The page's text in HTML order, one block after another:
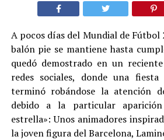
A pocos días del Mundial de
balón pie se mantiene hasta
quedó demostrado en un
redes sociales, donde una
terminó robándose la atención
debido a la particular
estrella»: Unos animadores
la joven figura del Barcelona,